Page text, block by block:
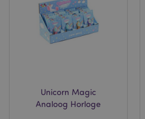
Unicorn Magic
Analoog Horloge